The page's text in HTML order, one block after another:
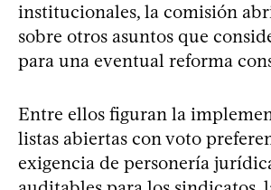
institucionales, la comisión
sobre otros asuntos que
para una eventual reforma
Entre ellos figuran la
listas abiertas con voto
exigencia de personería